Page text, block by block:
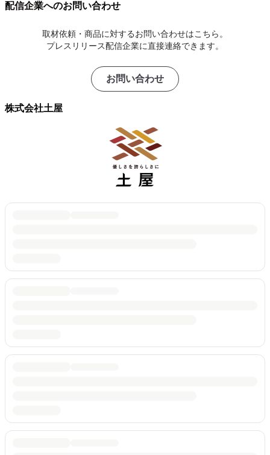
配信企業へのお問い合わせ
取材依頼・商品に対するお問い合わせはこちら。
プレスリリース配信企業に直接連絡できます。
お問い合わせ
株式会社土屋